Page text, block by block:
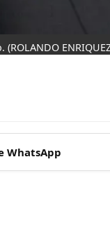
(ROLANDO
WhatsApp